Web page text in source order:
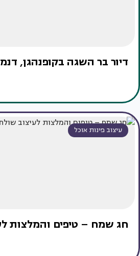
דיור בר השגה בקופנהגן,
עיצוב פינות אוכל
חג שמח – טיפים והמלצות